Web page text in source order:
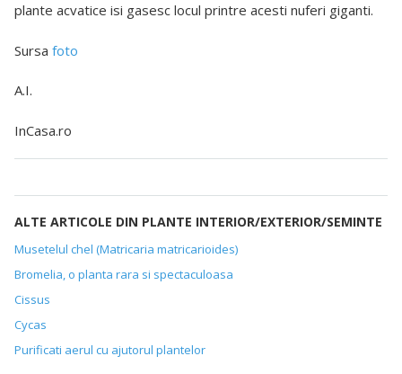
plante acvatice isi gasesc locul printre acesti nuferi giganti.
Sursa foto
A.I.
InCasa.ro
ALTE ARTICOLE DIN PLANTE INTERIOR/EXTERIOR/SEMINTE
Musetelul chel (Matricaria matricarioides)
Bromelia, o planta rara si spectaculoasa
Cissus
Cycas
Purificati aerul cu ajutorul plantelor